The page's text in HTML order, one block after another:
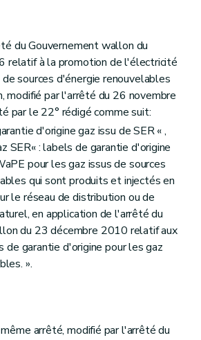
du Gouvernement wallon du
relatif à la promotion de l'électricité
sources d'énergie renouvelables
modifié par l'arrêté du 26 novembre
par le 22° rédigé comme suit:
d'origine gaz issu de SER « ,
SER« : labels de garantie d'origine
pour les gaz issus de sources
qui sont produits et injectés en
le réseau de distribution ou de
en application de l'arrêté du
du 23 décembre 2010 relatif aux
garantie d'origine pour les gaz
».
arrêté, modifié par l'arrêté du